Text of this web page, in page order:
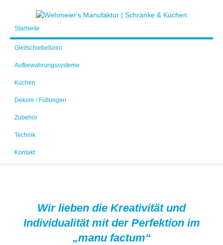
Startseite
Gleitschiebetüren
Aufbewahrungssysteme
Küchen
Dekore / Füllungen
Zubehör
Technik
Kontakt
Wir lieben die Kreativität und
Individualität mit der Perfektion im
„manu factum“